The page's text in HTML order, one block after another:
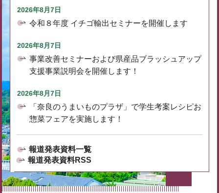
2026年8月7日
令和８年度 イチゴ輸出セミナーを開催します
2026年8月7日
事業改善セミナーおよび県産品ブラッシュアップ
支援事業説明会を開催します！
2026年8月7日
「奈良のうまいものプラザ」で学生考案レシピお
惣菜フェアを実施します！
報道発表資料一覧
報道発表資料RSS